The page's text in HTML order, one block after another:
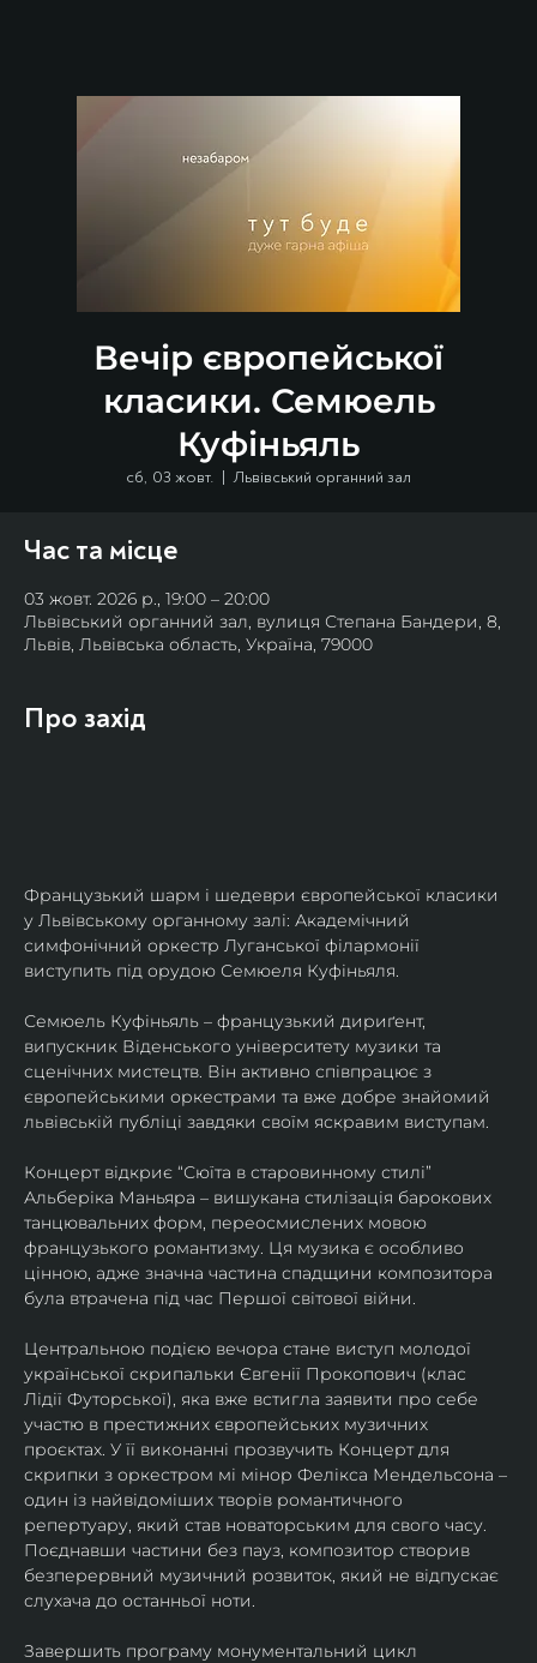
Вечір європейської
класики. Семюель
Куфіньяль
сб, 03 жовт.
  |
Львівський органний зал
Час та місце
03 жовт. 2026 р., 19:00 – 20:00
Львівський органний зал, вулиця Степана Бандери, 8,
Львів, Львівська область, Україна, 79000
Про захід
Французький шарм і шедеври європейської класики
у Львівському органному залі: Академічний
симфонічний оркестр Луганської філармонії
виступить під орудою Семюеля Куфіньяля.
Семюель Куфіньяль – французький дириґент,
випускник Віденського університету музики та
сценічних мистецтв. Він активно співпрацює з
європейськими оркестрами та вже добре знайомий
львівській публіці завдяки своїм яскравим виступам.
Концерт відкриє “Сюїта в старовинному стилі”
Альберіка Маньяра – вишукана стилізація барокових
танцювальних форм, переосмислених мовою
французького романтизму. Ця музика є особливо
цінною, адже значна частина спадщини композитора
була втрачена під час Першої світової війни.
Центральною подією вечора стане виступ молодої
української скрипальки Євгенії Прокопович (клас
Лідії Футорської), яка вже встигла заявити про себе
участю в престижних європейських музичних
проєктах. У її виконанні прозвучить Концерт для
скрипки з оркестром мі мінор Фелікса Мендельсона –
один із найвідоміших творів романтичного
репертуару, який став новаторським для свого часу.
Поєднавши частини без пауз, композитор створив
безперервний музичний розвиток, який не відпускає
слухача до останньої ноти.
Завершить програму монументальний цикл